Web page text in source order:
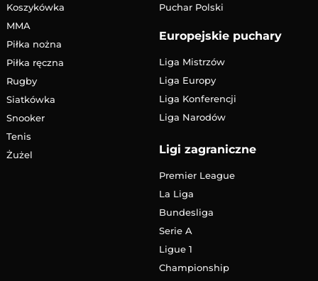
Koszykówka
MMA
Piłka nożna
Piłka ręczna
Rugby
Siatkówka
Snooker
Tenis
Żużel
Puchar Polski
Europejskie puchary
Liga Mistrzów
Liga Europy
Liga Konferencji
Liga Narodów
Ligi zagraniczne
Premier League
La Liga
Bundesliga
Serie A
Ligue 1
Championship